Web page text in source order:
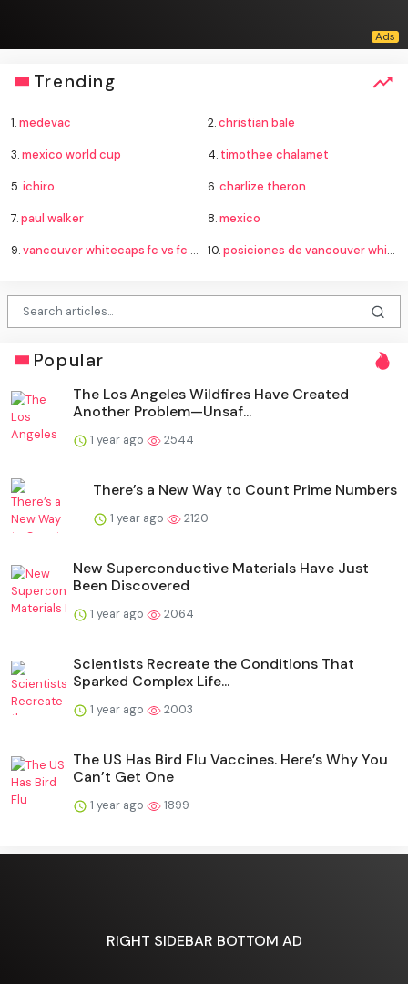
Trending
1.medevac 2.christian bale
3.mexico world cup 4. timothee chalamet
5.ichiro 6.charlize theron
7.paul walker 8.mexico
9.vancouver whitecaps fc vs fc juárez standings 10.posiciones de vancouver whitecaps contra fútbol club juárez
Popular
The Los Angeles Wildfires Have Created
Another Problem—Unsaf...
1 year ago 2544
There’s a New Way to Count Prime Numbers
1 year ago 2120
New Superconductive Materials Have Just
Been Discovered
1 year ago 2064
Scientists Recreate the Conditions That
Sparked Complex Life...
1 year ago 2003
The US Has Bird Flu Vaccines. Here’s Why You
Can’t Get One
1 year ago 1899
RIGHT SIDEBAR BOTTOM AD